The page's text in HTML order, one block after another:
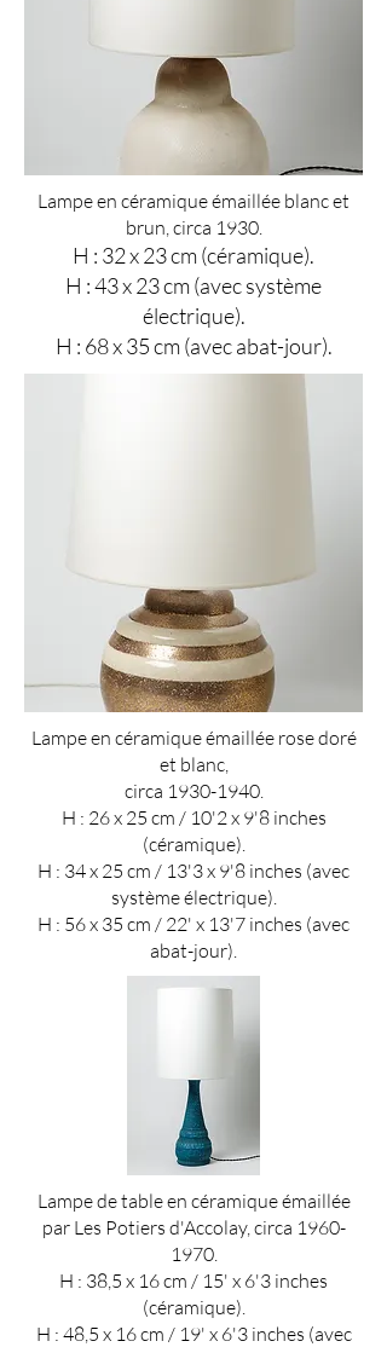
Lampe en céramique émaillée blanc et
brun, circa 1930.
H : 32 x 23 cm (céramique).
H : 43 x 23 cm (avec système
électrique).
H : 68 x 35 cm (avec abat-jour).
Lampe en céramique émaillée rose doré
et blanc,
circa 1930-1940.
H : 26 x 25 cm / 10'2 x 9'8 inches
(céramique).
H : 34 x 25 cm / 13'3 x 9'8 inches (avec
système électrique).
H : 56 x 35 cm / 22' x 13'7 inches (avec
abat-jour).
Lampe de table en céramique émaillée
par Les Potiers d'Accolay, circa 1960-
1970.
H : 38,5 x 16 cm / 15' x 6'3 inches
(céramique).
H : 48,5 x 16 cm / 19' x 6'3 inches (avec